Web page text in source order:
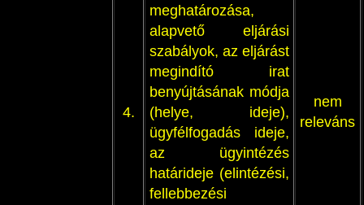
4.
meghatározása,
alapvető eljárási
szabályok, az eljárást
megindító irat
benyújtásának módja
(helye, ideje),
ügyfélfogadás ideje,
az ügyintézés
határideje (elintézési,
fellebbezési
nem
releváns